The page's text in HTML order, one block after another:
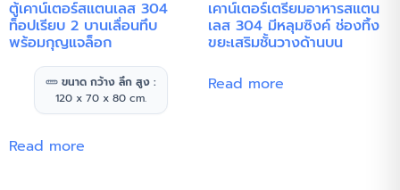
ตู้เคาน์เตอร์สแตนเลส 304
ท็อปเรียบ 2 บานเลื่อนทึบ
พร้อมกุญแจล็อก
ขนาด กว้าง ลึก สูง :
120 x 70 x 80 cm.
Read more
เคาน์เตอร์เตรียมอาหารสแตน
เลส 304 มีหลุมซิงค์ ช่องทิ้ง
ขยะเสริมชั้นวางด้านบน
Read more